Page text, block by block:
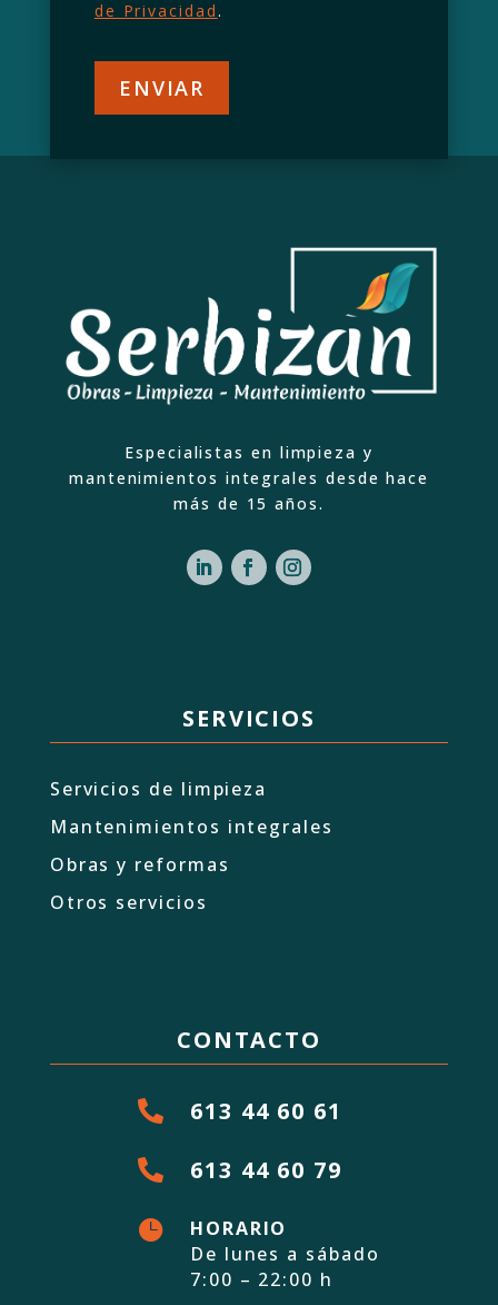
de Privacidad .
Especialistas en limpieza y
mantenimientos integrales desde hace
más de 15 años.
SERVICIOS
Servicios de limpieza
Mantenimientos integrales
Obras y reformas
Otros servicios
CONTACTO
 613 44 60 61
 613 44 60 79

HORARIO
De lunes a sábado
7:00 – 22:00 h